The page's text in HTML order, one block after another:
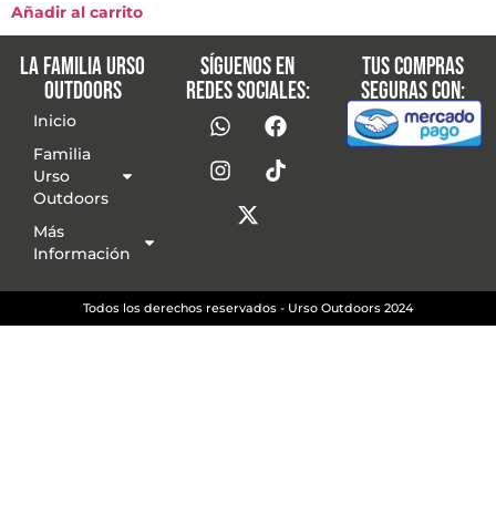
Añadir al carrito
La familia Urso
Outdoors
Inicio
Familia
Urso
Outdoors
Más
Información
Síguenos en
redes sociales:
Tus compras
seguras con:
Todos los derechos reservados - Urso Outdoors 2024